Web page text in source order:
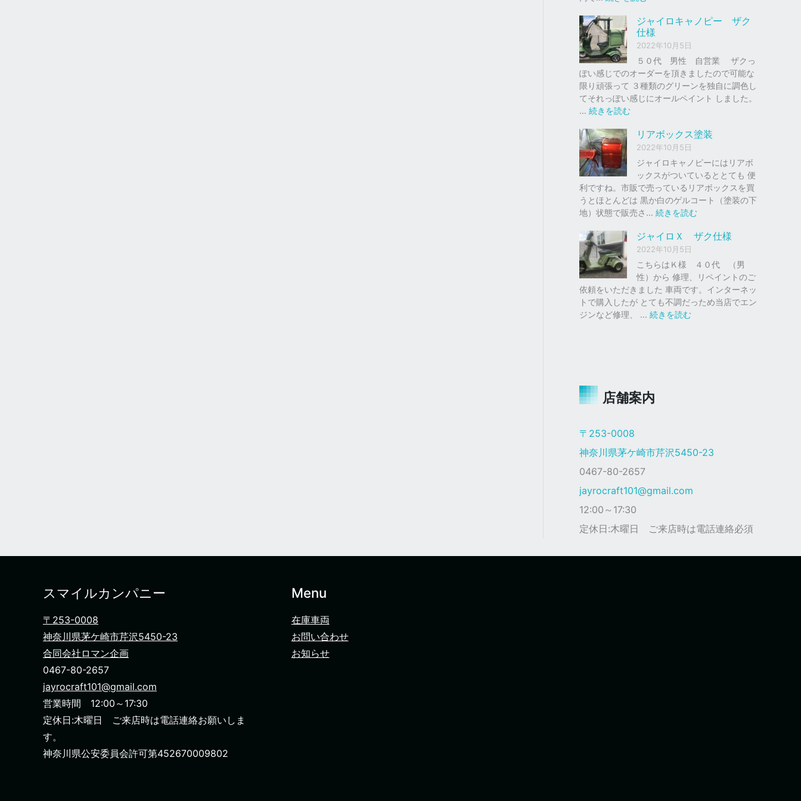
、
車
の
下
取
り
、
買
を
は
じ
め
ま
し
た
ャ
イ
ロ
Ｘ
ソ
リ
レ
ッ
ド
ジャイロキャノピー ザク
仕様
2022年10月5日
５０代 男性 自営業 ザクっ
ぽい感じでのオーダーを頂きましたので可能な
限り頑張って ３種類のグリーンを独自に調色し
てそれっぽい感じにオールペイント しました。
… 続きを読む:
イ
ロ
キ
ャ
ノ
ピ
ザ
仕
様
リアボックス塗装
2022年10月5日
ジャイロキャノピーにはリアボ
ックスがついているととても 便
利ですね。市販で売っているリアボックスを買
うとほとんどは 黒か白のゲルコート（塗装の下
地）状態で販売さ… 続きを読む:
ア
ッ
ク
ス
塗
ジャイロＸ ザク仕様
2022年10月5日
こちらはＫ様 ４０代 （男
性）から 修理、リペイントのご
依頼をいただきました 車両です。インターネッ
トで購入したが とても不調だっため当店でエン
ジンなど修理、 … 続きを読む:
店舗案内
〒253-0008
神奈川県茅ケ崎市芹沢5450-23
0467-80-2657
jayrocraft101@gmail.com
12:00～17:30
定休日:木曜日 ご来店時は電話連絡必須
スマイルカンパニー
〒253-0008
神奈川県茅ケ崎市芹沢5450-23
合同会社ロマン企画
0467-80-2657
jayrocraft101@gmail.com
営業時間 12:00～17:30
定休日:木曜日 ご来店時は電話連絡お願いしま
す。
神奈川県公安委員会許可第452670009802
Menu
在庫車両
お問い合わせ
お知らせ